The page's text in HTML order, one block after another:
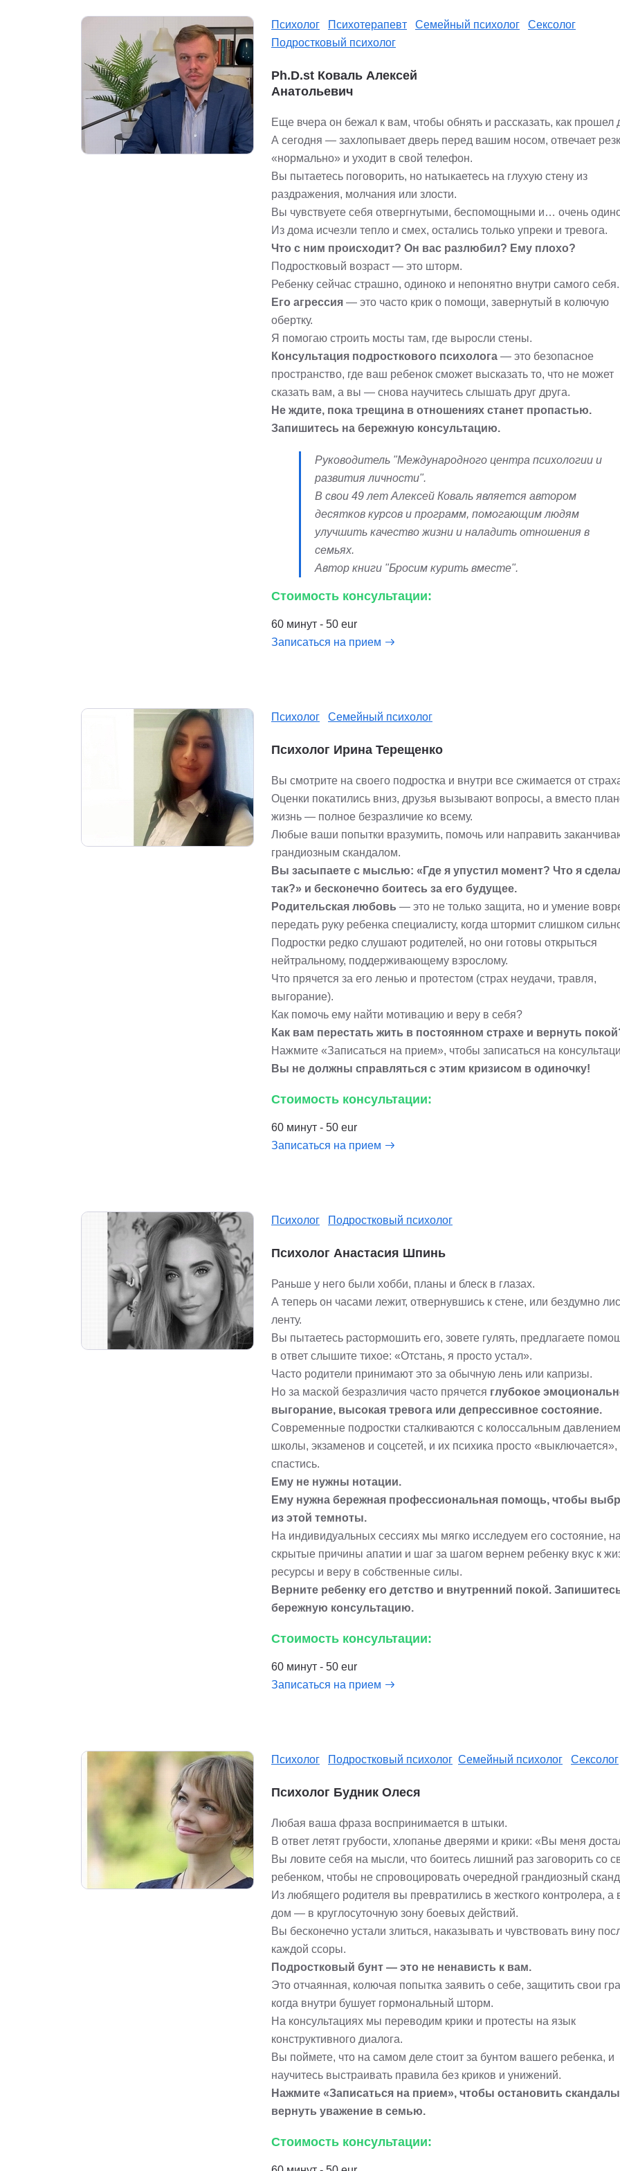
Психолог Психотерапевт Семейный психолог
Сексолог
Подростковый психолог
Ph.D.st Коваль Алексей
Анатольевич
Еще вчера он бежал к вам, чтобы обнять и рассказать, как прошел
А сегодня — захлопывает дверь перед вашим носом, отвечает
«нормально» и уходит в свой телефон.
Вы пытаетесь поговорить, но натыкаетесь на глухую стену из
раздражения, молчания или злости.
Вы чувствуете себя отвергнутыми, беспомощными и… очень
Из дома исчезли тепло и смех, остались только упреки и тревога.
Что с ним происходит? Он вас разлюбил? Ему плохо?
Подростковый возраст — это шторм.
Ребенку сейчас страшно, одиноко и непонятно внутри самого себя.
Его агрессия — это часто крик о помощи, завернутый в колючую
обертку.
Я помогаю строить мосты там, где выросли стены.
Консультация подросткового психолога — это безопасное
пространство, где ваш ребенок сможет высказать то, что не может
сказать вам, а вы — снова научитесь слышать друг друга.
Не ждите, пока трещина в отношениях станет пропастью.
Запишитесь на бережную консультацию.
Руководитель "Международного центра психологии и
развития личности".
В свои 49 лет Алексей Коваль является автором
десятков курсов и программ, помогающим людям
улучшить качество жизни и наладить отношения в
семьях.
Автор книги "Бросим курить вместе".
Стоимость консультации:
60 минут - 50 eur
Записаться на прием
Психолог Семейный психолог
Психолог Ирина Терещенко
Вы смотрите на своего подростка и внутри все сжимается от
Оценки покатились вниз, друзья вызывают вопросы, а вместо
жизнь — полное безразличие ко всему.
Любые ваши попытки вразумить, помочь или направить
грандиозным скандалом.
Вы засыпаете с мыслью: «Где я упустил момент? Что я
так?» и бесконечно боитесь за его будущее.
Родительская любовь — это не только защита, но и умение
передать руку ребенка специалисту, когда штормит слишком
Подростки редко слушают родителей, но они готовы открыться
нейтральному, поддерживающему взрослому.
Что прячется за его ленью и протестом (страх неудачи, травля,
выгорание).
Как помочь ему найти мотивацию и веру в себя?
Как вам перестать жить в постоянном страхе и вернуть
Нажмите «Записаться на прием», чтобы записаться на
Вы не должны справляться с этим кризисом в одиночку!
Стоимость консультации:
60 минут - 50 eur
Записаться на прием
Психолог Подростковый психолог
Психолог Анастасия Шпинь
Раньше у него были хобби, планы и блеск в глазах.
А теперь он часами лежит, отвернувшись к стене, или бездумно
ленту.
Вы пытаетесь растормошить его, зовете гулять, предлагаете
в ответ слышите тихое: «Отстань, я просто устал».
Часто родители принимают это за обычную лень или капризы.
Но за маской безразличия часто прячется глубокое
выгорание, высокая тревога или депрессивное состояние.
Современные подростки сталкиваются с колоссальным давлением
школы, экзаменов и соцсетей, и их психика просто «выключается»,
спастись.
Ему не нужны нотации.
Ему нужна бережная профессиональная помощь, чтобы
из этой темноты.
На индивидуальных сессиях мы мягко исследуем его состояние,
скрытые причины апатии и шаг за шагом вернем ребенку вкус к
ресурсы и веру в собственные силы.
Верните ребенку его детство и внутренний покой.
бережную консультацию.
Стоимость консультации:
60 минут - 50 eur
Записаться на прием
Психолог Подростковый психолог Семейный психолог Сексолог
Психолог Будник Олеся
Любая ваша фраза воспринимается в штыки.
В ответ летят грубости, хлопанье дверями и крики: «Вы меня
Вы ловите себя на мысли, что боитесь лишний раз заговорить со
ребенком, чтобы не спровоцировать очередной грандиозный
Из любящего родителя вы превратились в жесткого контролера, а
дом — в круглосуточную зону боевых действий.
Вы бесконечно устали злиться, наказывать и чувствовать вину
каждой ссоры.
Подростковый бунт — это не ненависть к вам.
Это отчаянная, колючая попытка заявить о себе, защитить свои
когда внутри бушует гормональный шторм.
На консультациях мы переводим крики и протесты на язык
конструктивного диалога.
Вы поймете, что на самом деле стоит за бунтом вашего ребенка, и
научитесь выстраивать правила без криков и унижений.
Нажмите «Записаться на прием», чтобы остановить
вернуть уважение в семью.
Стоимость консультации: